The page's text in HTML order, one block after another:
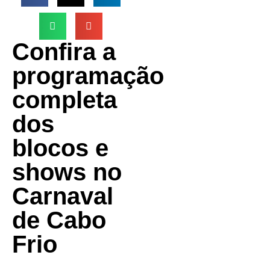
Confira a
programação
completa
dos
blocos e
shows no
Carnaval
de Cabo
Frio